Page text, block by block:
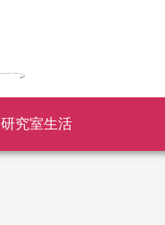
研究室生活